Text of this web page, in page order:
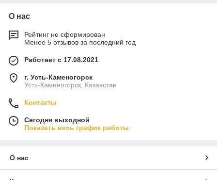
О нас
Рейтинг не сформирован
Менее 5 отзывов за последний год
Работает с 17.08.2021
г. Усть-Каменогорск
Усть-Каменогорск, Казахстан
Контакты
Сегодня выходной
Показать весь график работы
О нас